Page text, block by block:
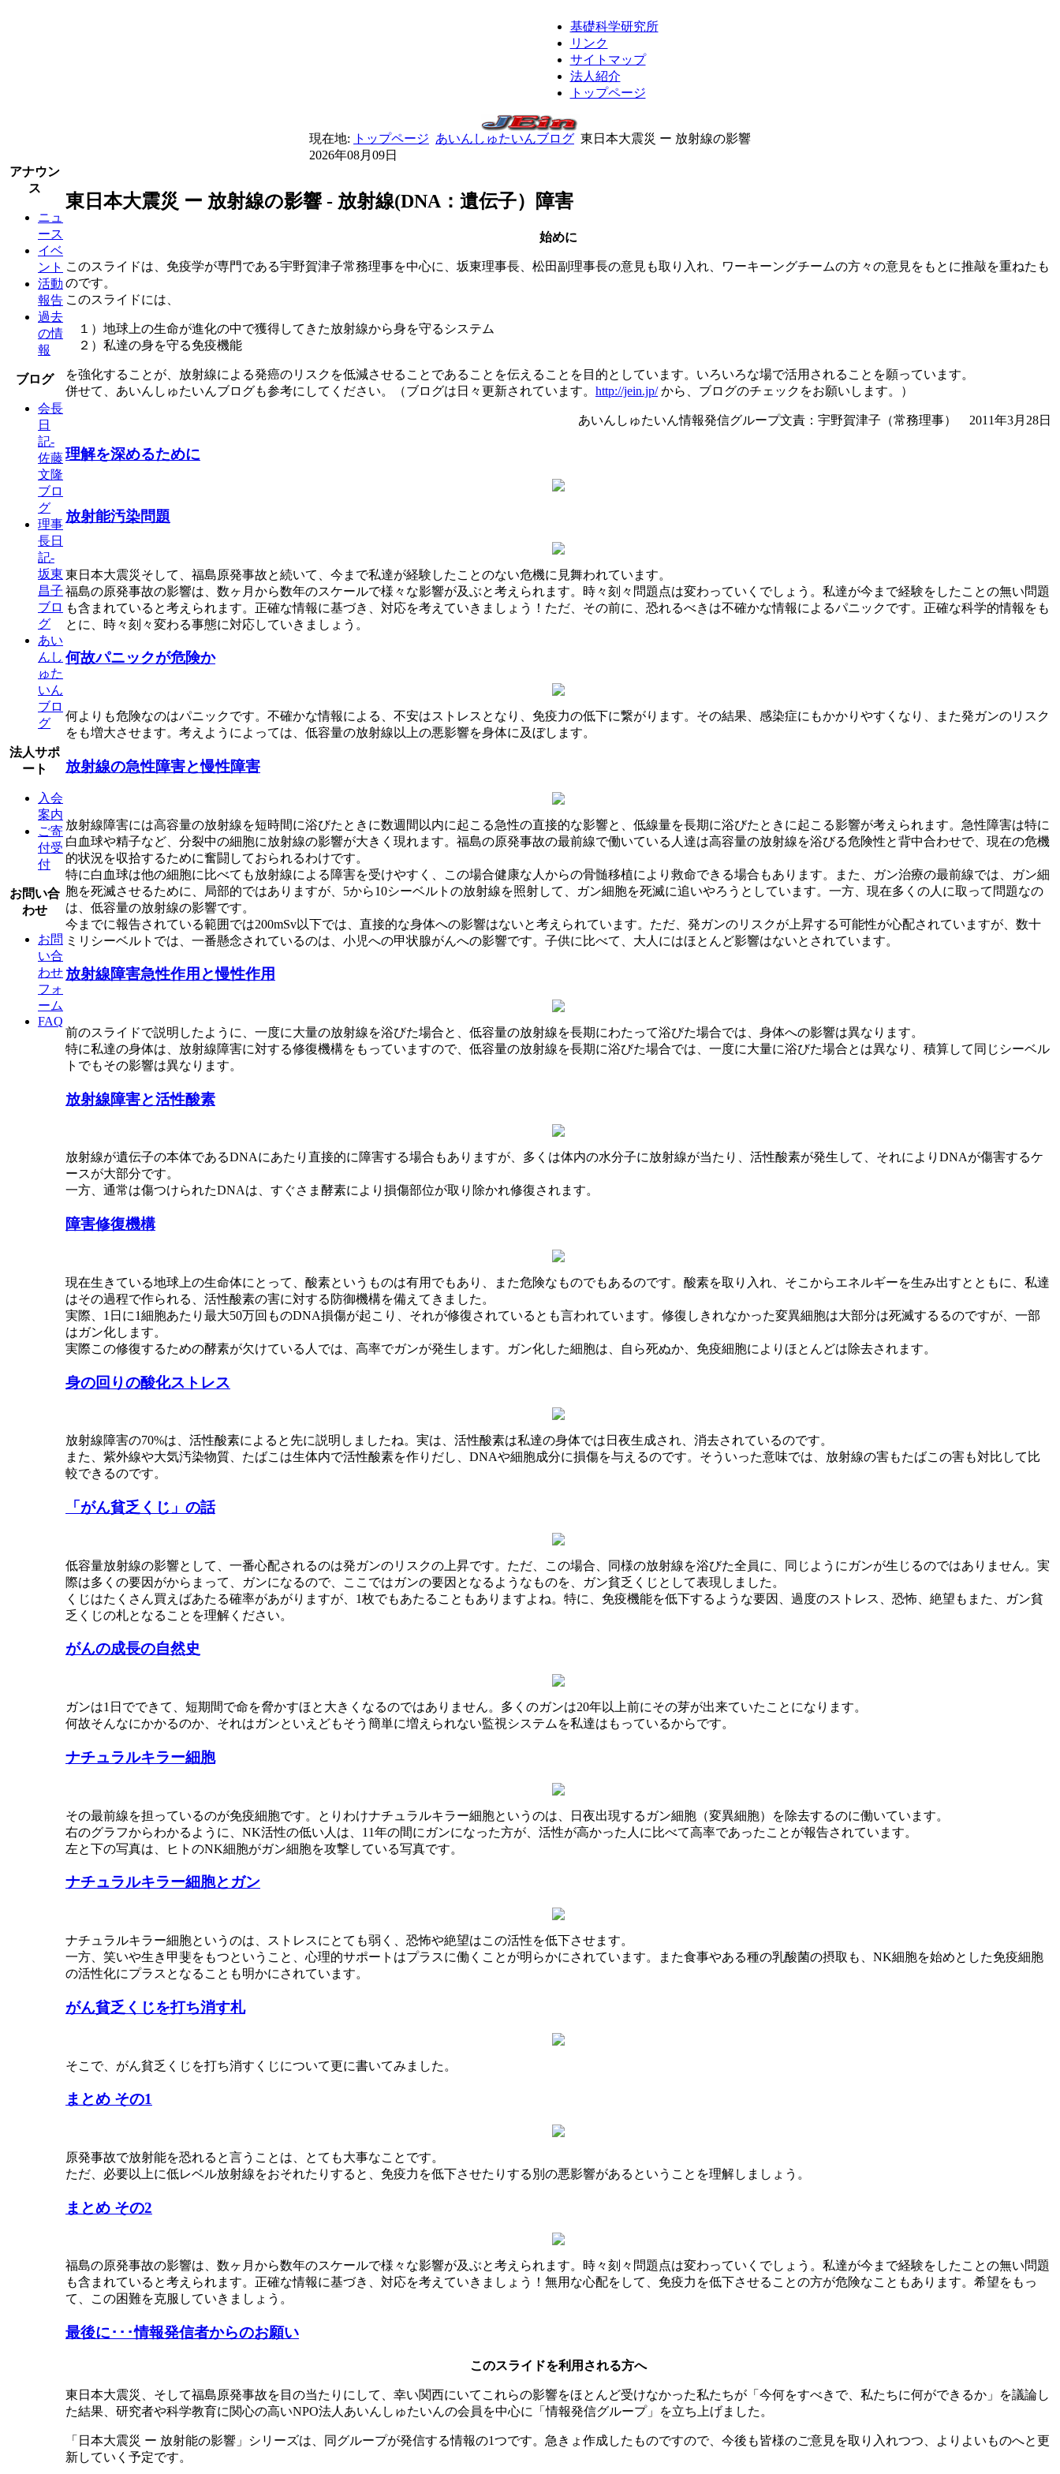
基礎科学研究所
リンク
サイトマップ
法人紹介
トップページ
現在地: トップページ あいんしゅたいんブログ 東日本大震災 ー 放射線の影響
2026年08月09日
アナウン
ス
ニュ
ース
イベ
ント
活動
報告
過去
の情
報
ブログ
会長
日
記-
佐藤
文隆
ブロ
グ
理事
長日
記-
坂東
昌子
ブロ
グ
あい
んし
ゅた
いん
ブロ
グ
法人サポ
ート
入会
案内
ご寄
付受
付
お問い合
わせ
お問
い合
わせ
フォ
ーム
FAQ
東日本大震災 ー 放射線の影響 - 放射線(DNA：遺伝子）障害
始めに
このスライドは、免疫学が専門である宇野賀津子常務理事を中心に、坂東理事長、松田副理事長の意見も取り入れ、ワーキーングチームの方々の意見をもとに推敲を重ねたも
のです。
このスライドには、
１）地球上の生命が進化の中で獲得してきた放射線から身を守るシステム
２）私達の身を守る免疫機能
を強化することが、放射線による発癌のリスクを低減させることであることを伝えることを目的としています。いろいろな場で活用されることを願っています。
併せて、あいんしゅたいんブログも参考にしてください。（ブログは日々更新されています。 http://jein.jp/から、ブログのチェックをお願いします。）
あいんしゅたいん情報発信グループ文責：宇野賀津子（常務理事） 2011年3月28日
理解を深めるために
放射能汚染問題
東日本大震災そして、福島原発事故と続いて、今まで私達が経験したことのない危機に見舞われています。
福島の原発事故の影響は、数ヶ月から数年のスケールで様々な影響が及ぶと考えられます。時々刻々問題点は変わっていくでしょう。私達が今まで経験をしたことの無い問題
も含まれていると考えられます。正確な情報に基づき、対応を考えていきましょう！ただ、その前に、恐れるべきは不確かな情報によるパニックです。正確な科学的情報をも
とに、時々刻々変わる事態に対応していきましょう。
何故パニックが危険か
何よりも危険なのはパニックです。不確かな情報による、不安はストレスとなり、免疫力の低下に繋がります。その結果、感染症にもかかりやすくなり、また発ガンのリスク
をも増大させます。考えようによっては、低容量の放射線以上の悪影響を身体に及ぼします。
放射線の急性障害と慢性障害
放射線障害には高容量の放射線を短時間に浴びたときに数週間以内に起こる急性の直接的な影響と、低線量を長期に浴びたときに起こる影響が考えられます。急性障害は特に
白血球や精子など、分裂中の細胞に放射線の影響が大きく現れます。福島の原発事故の最前線で働いている人達は高容量の放射線を浴びる危険性と背中合わせで、現在の危機
的状況を収拾するために奮闘しておられるわけです。
特に白血球は他の細胞に比べても放射線による障害を受けやすく、この場合健康な人からの骨髄移植により救命できる場合もあります。また、ガン治療の最前線では、ガン細
胞を死滅させるために、局部的ではありますが、5から10シーベルトの放射線を照射して、ガン細胞を死滅に追いやろうとしています。一方、現在多くの人に取って問題なの
は、低容量の放射線の影響です。
今までに報告されている範囲では200mSv以下では、直接的な身体への影響はないと考えられています。ただ、発ガンのリスクが上昇する可能性が心配されていますが、数十
ミリシーベルトでは、一番懸念されているのは、小児への甲状腺がんへの影響です。子供に比べて、大人にはほとんど影響はないとされています。
放射線障害急性作用と慢性作用
前のスライドで説明したように、一度に大量の放射線を浴びた場合と、低容量の放射線を長期にわたって浴びた場合では、身体への影響は異なります。
特に私達の身体は、放射線障害に対する修復機構をもっていますので、低容量の放射線を長期に浴びた場合では、一度に大量に浴びた場合とは異なり、積算して同じシーベル
トでもその影響は異なります。
放射線障害と活性酸素
放射線が遺伝子の本体であるDNAにあたり直接的に障害する場合もありますが、多くは体内の水分子に放射線が当たり、活性酸素が発生して、それによりDNAが傷害するケ
ースが大部分です。
一方、通常は傷つけられたDNAは、すぐさま酵素により損傷部位が取り除かれ修復されます。
障害修復機構
現在生きている地球上の生命体にとって、酸素というものは有用でもあり、また危険なものでもあるのです。酸素を取り入れ、そこからエネルギーを生み出すとともに、私達
はその過程で作られる、活性酸素の害に対する防御機構を備えてきました。
実際、1日に1細胞あたり最大50万回ものDNA損傷が起こり、それが修復されているとも言われています。修復しきれなかった変異細胞は大部分は死滅するるのですが、一部
はガン化します。
実際この修復するための酵素が欠けている人では、高率でガンが発生します。ガン化した細胞は、自ら死ぬか、免疫細胞によりほとんどは除去されます。
身の回りの酸化ストレス
放射線障害の70%は、活性酸素によると先に説明しましたね。実は、活性酸素は私達の身体では日夜生成され、消去されているのです。
また、紫外線や大気汚染物質、たばこは生体内で活性酸素を作りだし、DNAや細胞成分に損傷を与えるのです。そういった意味では、放射線の害もたばこの害も対比して比
較できるのです。
「がん貧乏くじ」の話
低容量放射線の影響として、一番心配されるのは発ガンのリスクの上昇です。ただ、この場合、同様の放射線を浴びた全員に、同じようにガンが生じるのではありません。実
際は多くの要因がからまって、ガンになるので、ここではガンの要因となるようなものを、ガン貧乏くじとして表現しました。
くじはたくさん買えばあたる確率があがりますが、1枚でもあたることもありますよね。特に、免疫機能を低下するような要因、過度のストレス、恐怖、絶望もまた、ガン貧
乏くじの札となることを理解ください。
がんの成長の自然史
ガンは1日でできて、短期間で命を脅かすほと大きくなるのではありません。多くのガンは20年以上前にその芽が出来ていたことになります。
何故そんなにかかるのか、それはガンといえどもそう簡単に増えられない監視システムを私達はもっているからです。
ナチュラルキラー細胞
その最前線を担っているのが免疫細胞です。とりわけナチュラルキラー細胞というのは、日夜出現するガン細胞（変異細胞）を除去するのに働いています。
右のグラフからわかるように、NK活性の低い人は、11年の間にガンになった方が、活性が高かった人に比べて高率であったことが報告されています。
左と下の写真は、ヒトのNK細胞がガン細胞を攻撃している写真です。
ナチュラルキラー細胞とガン
ナチュラルキラー細胞というのは、ストレスにとても弱く、恐怖や絶望はこの活性を低下させます。
一方、笑いや生き甲斐をもつということ、心理的サポートはプラスに働くことが明らかにされています。また食事やある種の乳酸菌の摂取も、NK細胞を始めとした免疫細胞
の活性化にプラスとなることも明かにされています。
がん貧乏くじを打ち消す札
そこで、がん貧乏くじを打ち消すくじについて更に書いてみました。
まとめ その1
原発事故で放射能を恐れると言うことは、とても大事なことです。
ただ、必要以上に低レベル放射線をおそれたりすると、免疫力を低下させたりする別の悪影響があるということを理解しましょう。
まとめ その2
福島の原発事故の影響は、数ヶ月から数年のスケールで様々な影響が及ぶと考えられます。時々刻々問題点は変わっていくでしょう。私達が今まで経験をしたことの無い問題
も含まれていると考えられます。正確な情報に基づき、対応を考えていきましょう！無用な心配をして、免疫力を低下させることの方が危険なこともあります。希望をもっ
て、この困難を克服していきましょう。
最後に･･･情報発信者からのお願い
このスライドを利用される方へ
東日本大震災、そして福島原発事故を目の当たりにして、幸い関西にいてこれらの影響をほとんど受けなかった私たちが「今何をすべきで、私たちに何ができるか」を議論し
た結果、研究者や科学教育に関心の高いNPO法人あいんしゅたいんの会員を中心に「情報発信グループ」を立ち上げました。
「日本大震災 ー 放射能の影響」シリーズは、同グループが発信する情報の1つです。急きょ作成したものですので、今後も皆様のご意見を取り入れつつ、よりよいものへと更
新していく予定です。